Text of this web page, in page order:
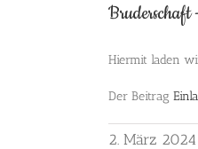
Bruderschaft
Hiermit laden
Der Beitrag
2. März 2024